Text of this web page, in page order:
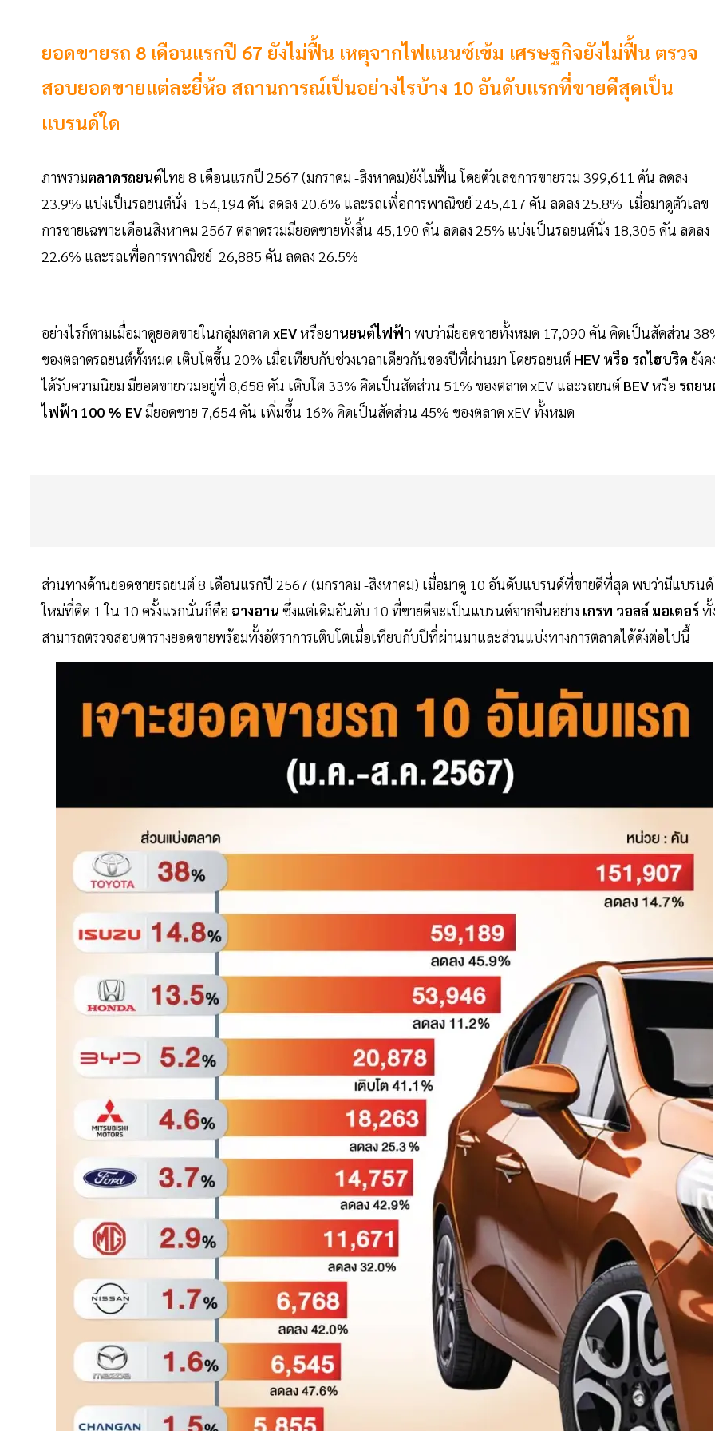
ยอดขายรถ 8 เดือนแรกปี 67 ยังไม่ฟื้น เหตุจากไฟแนนซ์เข้ม เศรษฐกิจยังไม่ฟื้น ตรวจ
สอบยอดขายแต่ละยี่ห้อ สถานการณ์เป็นอย่างไรบ้าง 10 อันดับแรกที่ขายดีสุดเป็น
แบรนด์ใด
ภาพรวมตลาดรถยนต์ไทย 8 เดือนแรกปี 2567 (มกราคม -สิงหาคม)ยังไม่ฟื้น โดยตัวเลขการขายรวม 399,611 คัน ลดลง
23.9% แบ่งเป็นรถยนต์นั่ง 154,194 คัน ลดลง 20.6% และรถเพื่อการพาณิชย์ 245,417 คัน ลดลง 25.8% เมื่อมาดูตัวเลข
การขายเฉพาะเดือนสิงหาคม 2567 ตลาดรวมมียอดขายทั้งสิ้น 45,190 คัน ลดลง 25% แบ่งเป็นรถยนต์นั่ง 18,305 คัน ลดลง
22.6% และรถเพื่อการพาณิชย์ 26,885 คัน ลดลง 26.5%
อย่างไรก็ตามเมื่อมาดูยอดขายในกลุ่มตลาด xEVหรือยานยนต์ไฟฟ้า พบว่ามียอดขายทั้งหมด 17,090 คัน คิดเป็นสัดส่วน
ของตลาดรถยนต์ทั้งหมด เติบโตขึ้น 20% เมื่อเทียบกับช่วงเวลาเดียวกันของปีที่ผ่านมา โดยรถยนต์ HEV หรือ รถไฮบริด ยังค
ได้รับความนิยม มียอดขายรวมอยู่ที่ 8,658 คัน เติบโต 33% คิดเป็นสัดส่วน 51% ของตลาด xEV และรถยนต์ BEVหรือ รถย
ไฟฟ้า 100 % EVมียอดขาย 7,654 คัน เพิ่มขึ้น 16% คิดเป็นสัดส่วน 45% ของตลาด xEV ทั้งหมด
ส่วนทางด้านยอดขายรถยนต์ 8 เดือนแรกปี 2567 (มกราคม -สิงหาคม) เมื่อมาดู 10 อันดับแบรนด์ที่ขายดีที่สุด พบว่ามีแบรนด์
ใหม่ที่ติด 1 ใน 10 ครั้งแรกนั่นก็คือ ฉางอาน ซึ่งแต่เดิมอันดับ 10 ที่ขายดีจะเป็นแบรนด์จากจีนอย่าง เกรท วอลล์ มอเตอร์ทั้
สามารถตรวจสอบตารางยอดขายพร้อมทั้งอัตราการเติบโตเมื่อเทียบกับปีที่ผ่านมาและส่วนแบ่งทางการตลาดได้ดังต่อไปนี้